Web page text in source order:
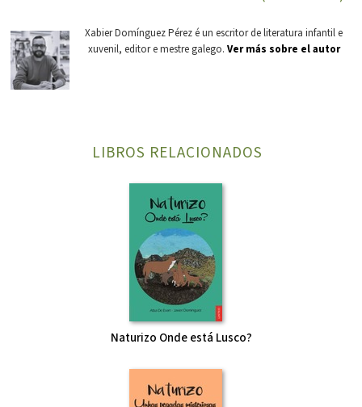
Xabier Domínguez Pérez é un escritor de literatura infantil e
xuvenil, editor e mestre galego. Ver más sobre el autor
LIBROS RELACIONADOS
Naturizo Onde está Lusco?